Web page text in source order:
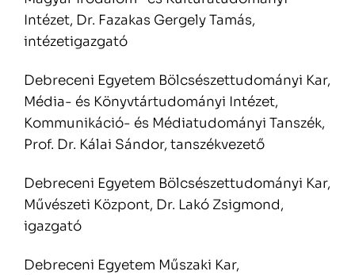
Intézet, Dr. Fazakas Gergely Tamás,
intézetigazgató
Debreceni Egyetem Bölcsészettudományi Kar,
Média- és Könyvtártudományi Intézet,
Kommunikáció- és Médiatudományi Tanszék,
Prof. Dr. Kálai Sándor, tanszékvezető
Debreceni Egyetem Bölcsészettudományi Kar,
Művészeti Központ, Dr. Lakó Zsigmond,
igazgató
Debreceni Egyetem Műszaki Kar,